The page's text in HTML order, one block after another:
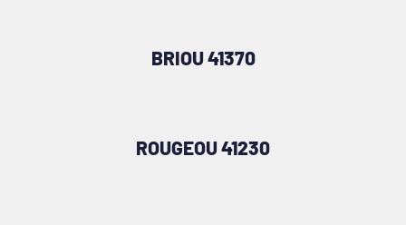
BRIOU 41370
ROUGEOU 41230